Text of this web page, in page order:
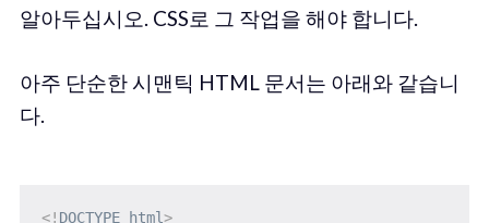
알아두십시오. CSS로 그 작업을 해야 합니다.
아주 단순한 시맨틱 HTML 문서는 아래와 같습니
다.
<! DOCTYPE html>